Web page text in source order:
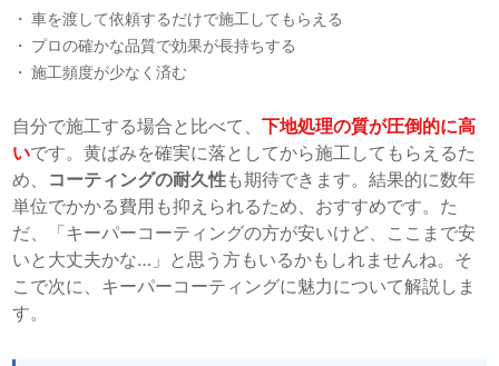
車を渡して依頼するだけで施工してもらえる
プロの確かな品質で効果が長持ちする
施工頻度が少なく済む
自分で施工する場合と比べて、下地処理の質が圧倒的に高
いです。黄ばみを確実に落としてから施工してもらえるた
め、 コーティングの耐久性も期待できます。結果的に数年
単位でかかる費用も抑えられるため、おすすめです。た
だ、「キーパーコーティングの方が安いけど、ここまで安
いと大丈夫かな…」と思う方もいるかもしれませんね。そ
こで次に、キーパーコーティングに魅力について解説しま
す。